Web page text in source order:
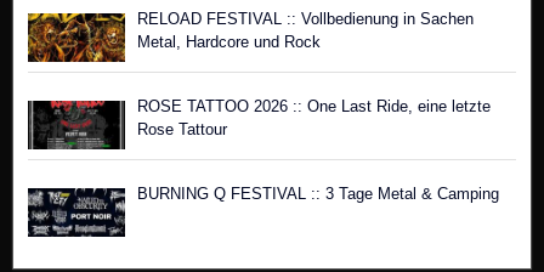
RELOAD FESTIVAL :: Vollbedienung in Sachen
Metal, Hardcore und Rock
ROSE TATTOO 2026 :: One Last Ride, eine letzte
Rose Tattour
BURNING Q FESTIVAL :: 3 Tage Metal & Camping